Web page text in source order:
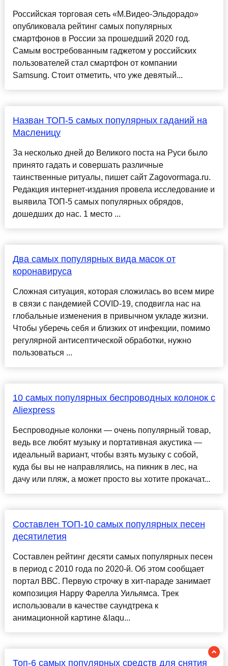
Российская торговая сеть «М.Видео-Эльдорадо»
опубликовала рейтинг самых популярных
смартфонов в России за прошедший 2020 год.
Самым востребованным гаджетом у российских
пользователей стал смартфон от компании
Samsung. Стоит отметить, что уже девятый...
Назван ТОП-5 самых популярных гаданий на
Масленицу
За несколько дней до Великого поста на Руси было
принято гадать и совершать различные
таинственные ритуалы, пишет сайт Zagovormaga.ru.
Редакция интернет-издания провела исследование и
выявила ТОП-5 самых популярных обрядов,
дошедших до нас. 1 место ...
Два самых популярных вида масок от
коронавируса
Сложная ситуация, которая сложилась во всем мире
в связи с пандемией COVID-19, сподвигла нас на
глобальные изменения в привычном укладе жизни.
Чтобы уберечь себя и близких от инфекции, помимо
регулярной антисептической обработки, нужно
пользоваться ...
10 самых популярных беспроводных колонок с
Aliexpress
Беспроводные колонки — очень популярный товар,
ведь все любят музыку и портативная акустика —
идеальный вариант, чтобы взять музыку с собой,
куда бы вы не направлялись, на пикник в лес, на
дачу или пляж, а может просто вы хотите прокачат...
Составлен ТОП-10 самых популярных песен
десятилетия
Составлен рейтинг десяти самых популярных песен
в период с 2010 года по 2020-й. Об этом сообщает
портал ВВС. Первую строчку в хит-параде занимает
композиция Happy Фарелла Уильямса. Трек
использовали в качестве саундтрека к
анимационной картине &laqu...
Топ-6 самых популярных средств для снятия